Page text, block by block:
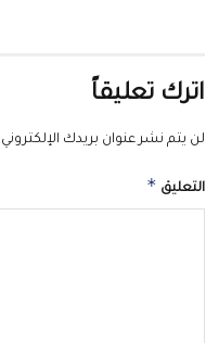
اترك تعليقاً
لن يتم نشر عنوان بريدك الإلكتروني.
التعليق *